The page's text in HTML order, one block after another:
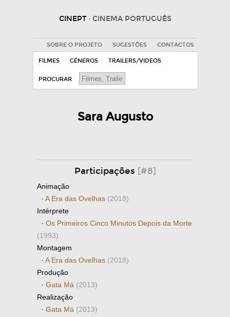
CINEPT · CINEMA PORTUGUÊS
SOBRE O PROJETO SUGESTÕES CONTACTOS
FILMES GÉNEROS TRAILERS/VIDEOS
PROCURAR
Sara Augusto
Participações [#8]
Animação
· A Era das Ovelhas (2018)
Intérprete
· Os Primeiros Cinco Minutos Depois da Morte
(1993)
Montagem
· A Era das Ovelhas (2018)
Produção
· Gata Má (2013)
Realização
· Gata Má (2013)